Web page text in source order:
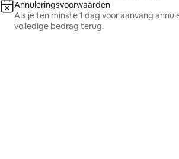
Annuleringsvoorwaarden
Als je ten minste 1 dag voor aanvang
volledige bedrag terug.